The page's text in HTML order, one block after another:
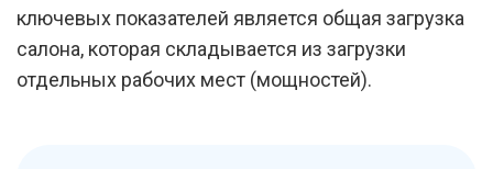
ключевых показателей является общая загрузка
салона, которая складывается из загрузки
отдельных рабочих мест (мощностей).